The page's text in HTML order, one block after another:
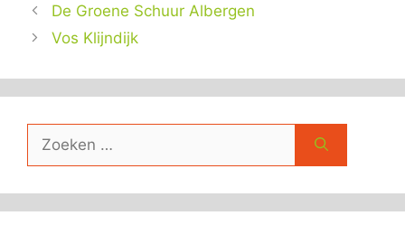
De Groene Schuur Albergen
Vos Klijndijk
naar: